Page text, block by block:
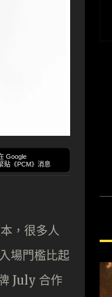
Google
貼《PCM》消息
，很多人
場門檻比起
July 合作